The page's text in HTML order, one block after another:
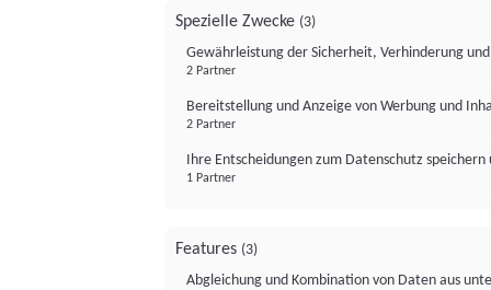
Spezielle Zwecke (3)
Gewährleistung der Sicherheit, Verhinderung
2 Partner
Bereitstellung und Anzeige von Werbung und
2 Partner
Ihre Entscheidungen zum Datenschutz
1 Partner
Features (3)
Abgleichung und Kombination von Daten aus